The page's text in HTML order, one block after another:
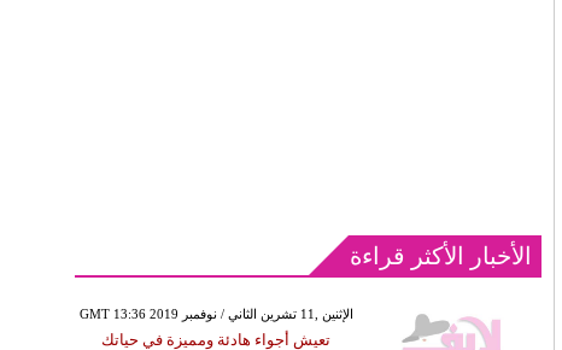
الأخبار الأكثر قراءة
GMT 13:36 2019 الإثنين ,11 تشرين الثاني / نوفمبر
تعيش أجواء هادئة ومميزة في حياتك